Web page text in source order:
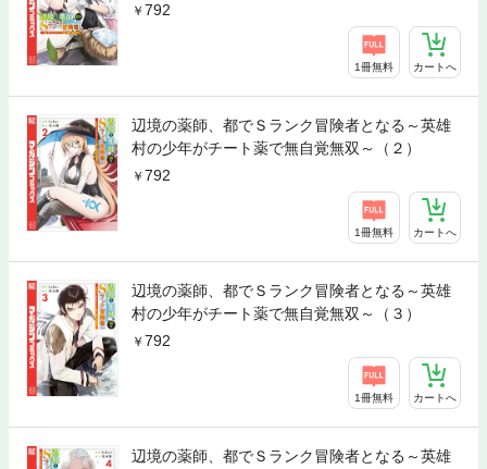
792
1冊無料 カートへ
辺境の薬師、都でＳランク冒険者となる～英雄
村の少年がチート薬で無自覚無双～（２）
792
1冊無料 カートへ
辺境の薬師、都でＳランク冒険者となる～英雄
村の少年がチート薬で無自覚無双～（３）
792
1冊無料 カートへ
辺境の薬師、都でＳランク冒険者となる～英雄